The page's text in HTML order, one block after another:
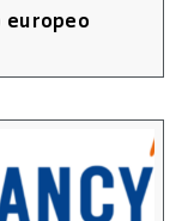
europeo